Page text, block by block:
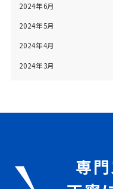
2024年6月
2024年5月
2024年4月
2024年3月
専